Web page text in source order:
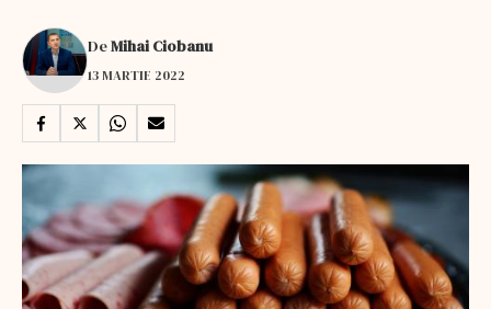
DeMihai Ciobanu
13 MARTIE 2022